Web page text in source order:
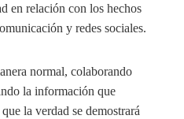
en relación con los hechos
y redes sociales.
normal, colaborando
la información que
la verdad se demostrará